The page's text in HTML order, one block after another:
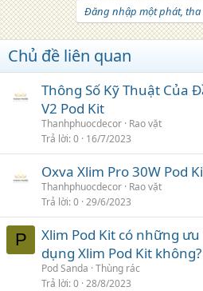
Đăng nhập một phát,
Chủ đề liên quan
Thông Số Kỹ Thuật Của
V2 Pod Kit
Thanhphuocdecor Rao vặt
Trả lời 0 16/7/2023
Oxva Xlim Pro 30W Pod
Thanhphuocdecor Rao vặt
Trả lời 0 29/6/2023
P
Xlim Pod Kit có những
dụng Xlim Pod Kit không?
Pod Sanda Thùng rác
Trả lời 0 28/8/2023